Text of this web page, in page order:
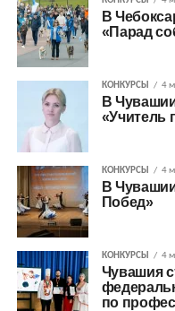
В
«Парад
КОНКУРСЫ 4
В
«Учитель
КОНКУРСЫ 4
В
Побед»
КОНКУРСЫ 4
Чувашия
по